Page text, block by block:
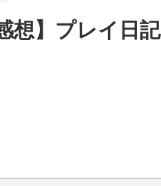
想】プレイ日記